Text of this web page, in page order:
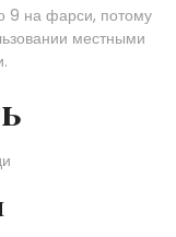
9 на фарси, потому
местными